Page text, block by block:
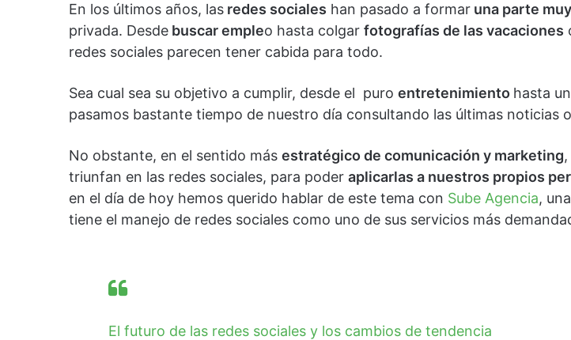
En los últimos años, las redes sociales han pasado a formar una parte
privada. Desde buscar empleo hasta colgar fotografías de las vacaciones
redes sociales parecen tener cabida para todo.
Sea cual sea su objetivo a cumplir, desde el puro entretenimiento hasta
pasamos bastante tiempo de nuestro día consultando las últimas noticias
No obstante, en el sentido más estratégico de comunicación y marketing
triunfan en las redes sociales, para poder aplicarlas a nuestros propios
en el día de hoy hemos querido hablar de este tema con Sube Agencia, una
tiene el manejo de redes sociales como uno de sus servicios más
El futuro de las redes sociales y los cambios de tendencia